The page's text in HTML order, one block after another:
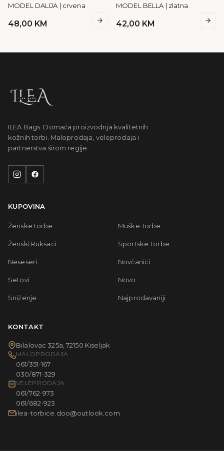
MODEL DALIJA | crvena
48,00 KM
MODEL BELLA | zlatna
42,00 KM
ILEA Bags. Domaća proizvodnja kvalitetnih
kožnih torbi. Maloprodaja, veleprodaja i
partnerstva širom regije.
KUPOVINA
Ženske torbe Muške Torbe
Ženski Ruksaci Sportske Torbe
Neseseri Novčanici
Setovi Novo
Sniženje Najprodavaniji
KONTAKT
Bilalovac 325a, 72150 Kiseljak
MALOPRODAJA
061/351-167
030/871-329
VELEPRODAJA
061/762-973
061/682-923
ilea-torbice.doo@outlook.com